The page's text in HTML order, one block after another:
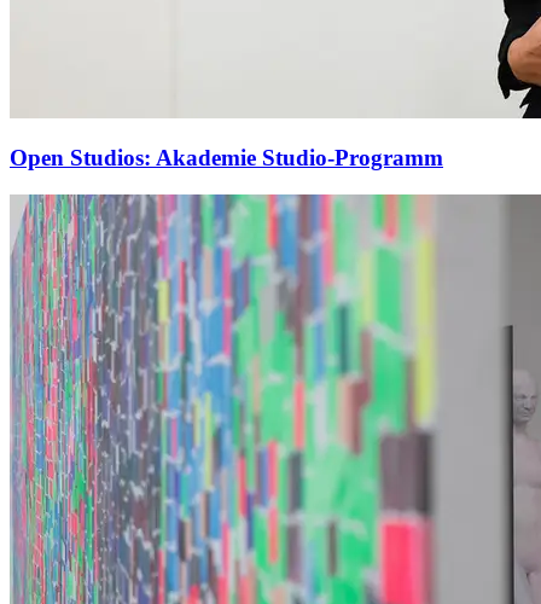
Open Studios: Akademie Studio-Programm